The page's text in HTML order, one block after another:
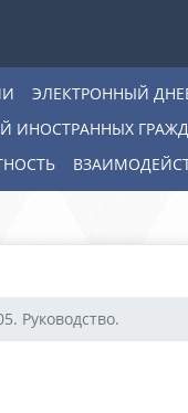
ЭЛЕКТРОННЫЙ
ИНОСТРАННЫХ
Руководство.